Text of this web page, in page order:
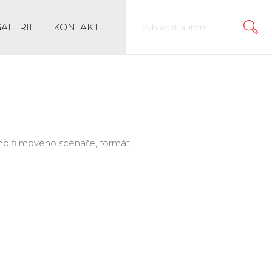
KONTAKT
filmového scénáře, formát